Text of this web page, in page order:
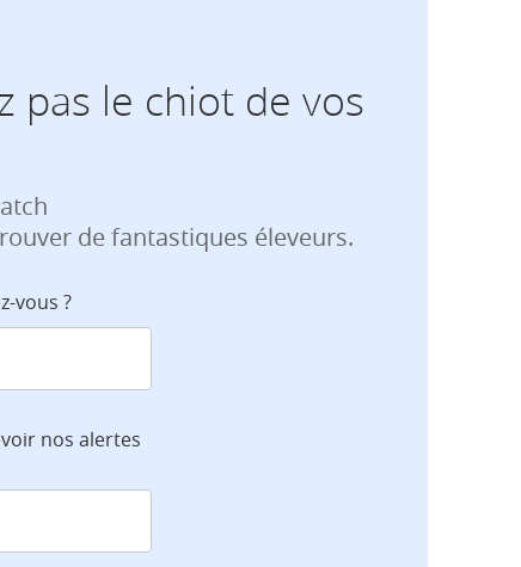
pas le chiot de vos
de fantastiques éleveurs.
vous ?
nos alertes